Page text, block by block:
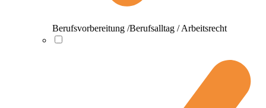
Berufsvorbereitung /Berufsalltag / Arbeitsrecht